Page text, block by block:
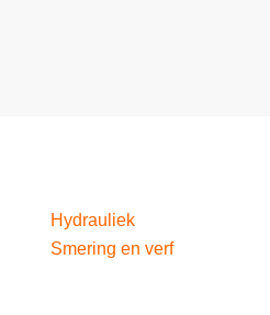
Hydrauliek
Smering en verf